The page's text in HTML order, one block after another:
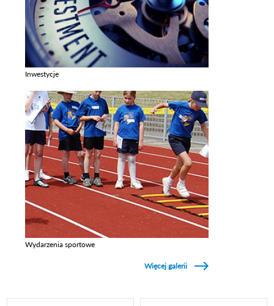
Inwestycje
Wydarzenia sportowe
Więcej galerii